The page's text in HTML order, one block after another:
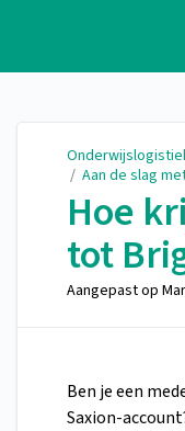
/ Aan de slag
Hoe
tot
Aangepast op
Ben je een
Saxion-